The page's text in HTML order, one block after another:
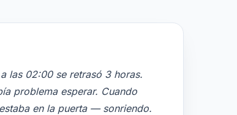
las 02:00 se retrasó 3 horas.
problema esperar. Cuando
en la puerta — sonriendo.